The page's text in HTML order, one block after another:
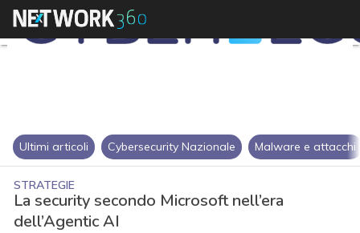
Ultimi articoli Cybersecurity Nazionale Malware e attacchi
STRATEGIE
La security secondo Microsoft nell’era
dell’Agentic AI